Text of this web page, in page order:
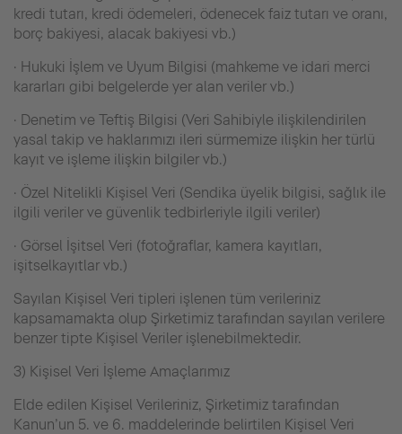
kredi tutarı, kredi ödemeleri, ödenecek faiz tutarı ve oranı,
borç bakiyesi, alacak bakiyesi vb.)
· Hukuki İşlem ve Uyum Bilgisi (mahkeme ve idari merci
kararları gibi belgelerde yer alan veriler vb.)
· Denetim ve Teftiş Bilgisi (Veri Sahibiyle ilişkilendirilen
yasal takip ve haklarımızı ileri sürmemize ilişkin her türlü
kayıt ve işleme ilişkin bilgiler vb.)
· Özel Nitelikli Kişisel Veri (Sendika üyelik bilgisi, sağlık ile
ilgili veriler ve güvenlik tedbirleriyle ilgili veriler)
· Görsel İşitsel Veri (fotoğraflar, kamera kayıtları,
işitselkayıtlar vb.)
Sayılan Kişisel Veri tipleri işlenen tüm verileriniz
kapsamamakta olup Şirketimiz tarafından sayılan verilere
benzer tipte Kişisel Veriler işlenebilmektedir.
3) Kişisel Veri İşleme Amaçlarımız
Elde edilen Kişisel Verileriniz, Şirketimiz tarafından
Kanun’un 5. ve 6. maddelerinde belirtilen Kişisel Veri